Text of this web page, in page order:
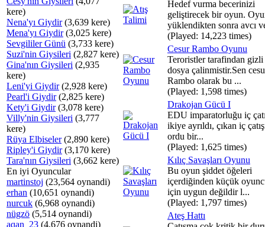
kere)
Nena'yı Giydir(3,639 kere)
Mena'yı Giydir(3,025 kere)
Sevgililer Günü (3,733 kere)
Suzi'nin Giysileri (2,827 kere)
Gina'nın Giysileri (2,935
kere)
Leni'yi Giydir(2,928 kere)
Pearl'i Giydir(2,825 kere)
Kety'i Giydir(3,078 kere)
Villy'nin Giysileri (3,777
kere)
Rüya Elbiseler(2,890 kere)
Ripley'i Giydir(3,170 kere)
Tara'nın Giysileri (3,662 kere)
En iyi Oyuncular
martinstoj (23,564 oynandi)
erhan (10,651 oynandi)
nurcuk (6,968 oynandi)
nügzö (5,514 oynandi)
aqan_23 (4,676 oynandi)
Hedef vurma becerinizi
geliştirecek bir oyun.
yüklendikten sonra avcı
(Played: 14,223 times)
Cesur Rambo Oyunu
Teroristler tarafindan
dosya çalinmistir.Sen
Rambo olarak bu ...
(Played: 1,598 times)
Drakojan Gücü I
EDU imparatorluğu iç
ikiye ayrıldı, çıkan iç
ordu bir...
(Played: 1,625 times)
Kılıç Savaşları Oyunu
Bu oyun şiddet öğeleri
içerdiğinden küçük
için uygun değildir l...
(Played: 1,797 times)
Ateş Hattı